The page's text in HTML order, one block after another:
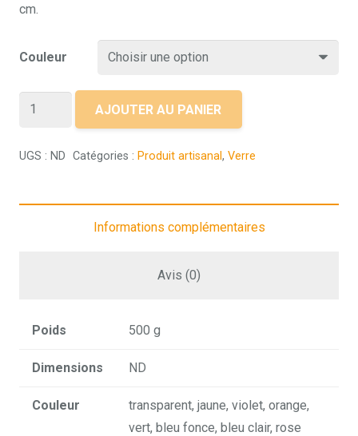
cm.
Couleur
quantité
AJOUTER AU PANIER
UGS : ND Catégories : Produit artisanal, Verre
Informations complémentaires
Avis (0)
Poids 500 g
Dimensions ND
Couleur
transparent, jaune, violet, orange,
vert, bleu fonce, bleu clair, rose